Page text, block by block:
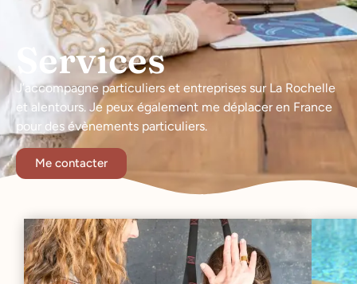
Services
J’accompagne particuliers et entreprises sur La Rochelle
et alentours. Je peux également me déplacer en France
pour des évènements particuliers.
Me contacter